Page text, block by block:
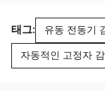
태그: 유동 전동기
자동적인 고정자 감